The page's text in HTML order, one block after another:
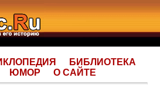
БИБЛИОТЕКА
ЮМОР О САЙТЕ